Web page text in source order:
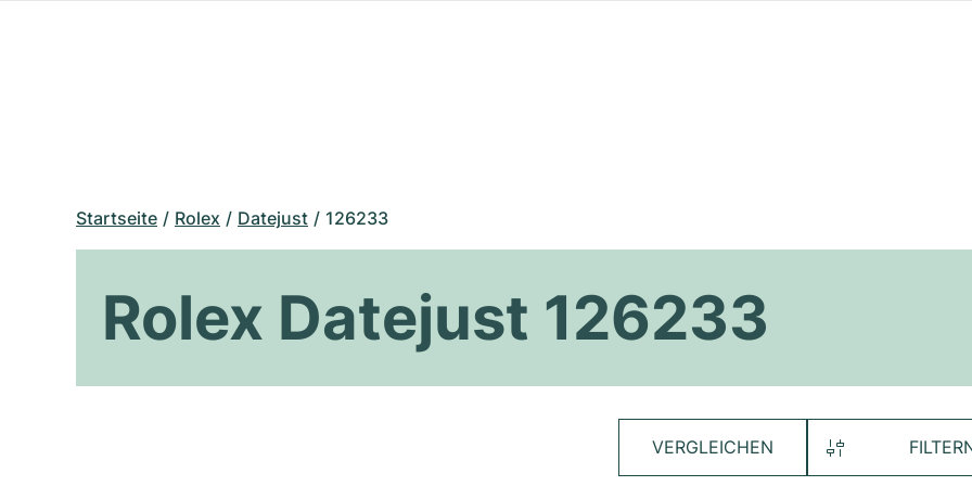
Startseite Rolex Datejust 126233
Rolex Datejust 126233
VERGLEICHEN